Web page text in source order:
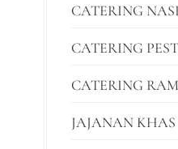
CATERING
CATERING
CATERING
JAJANAN